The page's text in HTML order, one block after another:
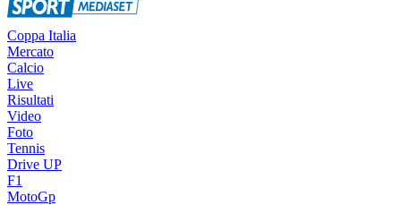
Coppa Italia
Mercato
Calcio
Live
Risultati
Video
Foto
Tennis
Drive UP
F1
MotoGp